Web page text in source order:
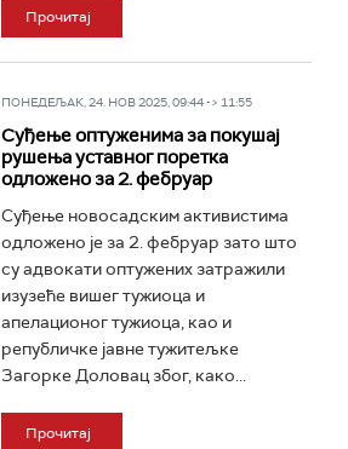
Прочитај
ПОНЕДЕЉАК, 24. НОВ 2025, 09:44 -> 11:55
Суђење оптуженима за покушај
рушења уставног поретка
одложено за 2. фебруар
Суђење новосадским активистима
одложено је за 2. фебруар зато што
су адвокати оптужених затражили
изузеће вишег тужиоца и
апелационог тужиоца, као и
републичке јавне тужитељке
Загорке Доловац због, како...
Прочитај